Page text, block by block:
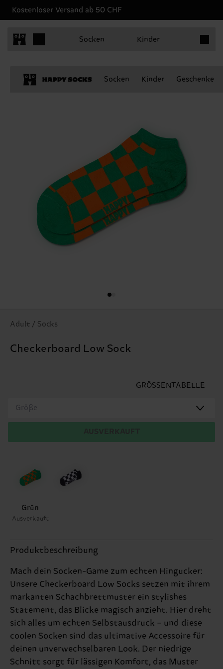
Kostenloser Versand ab 50 CHF
Socken Kinder
Socken Kinder Geschenke
Adult / Socks
Checkerboard Low Sock
GRÖSSENTABELLE
Größe
Grün
Ausverkauft
Produktbeschreibung
Mach dein Socken-Game zum echten Hingucker:
Unsere Checkerboard Low Socks setzen mit ihrem
markanten Schachbrettmuster ein stylishes
Statement, das Blicke magisch anzieht. Hier dreht
sich alles um echten Selbstausdruck – und diese
coolen Socken sind das ultimative Accessoire für
deinen unverwechselbaren Look. Der niedrige
Schnitt sorgt für lässigen Komfort, das Muster